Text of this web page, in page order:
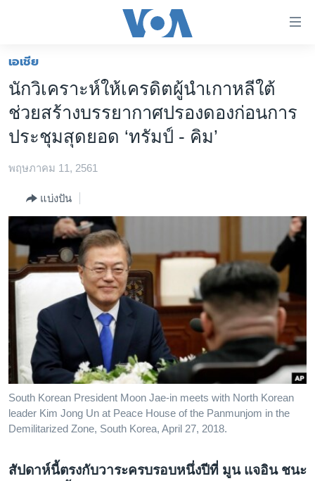
ต่อ
ข้าม
ไป
เนื้อหา
หลัก
ไป
ข้าม
ไป
การ
ค้นหา
โลก
เอเชีย
สหรัฐฯ
ไทย
ธุรกิจ
วิทยาศาสตร์
สังคมและสุขภาพ
ไลฟ์สไตล์
ตรวจสอบข่าว
เรียนรู้ภาษาอังกฤษ
พอดคาสต์
ติดตามเรา
เลือกภาษา
เอเชีย
นักวิเคราะห์ให้เครดิตผู้นำเกาหลีใต้
ช่วยสร้างบรรยากาศปรองดองก่อนการ
ประชุมสุดยอด ‘ทรัมป์ - คิม’
พฤษภาคม 11, 2561
แบ่งปัน
South Korean President Moon Jae-in meets with North Korean
leader Kim Jong Un at Peace House of the Panmunjom in the
Demilitarized Zone, South Korea, April 27, 2018.
สัปดาห์นี้ตรงกับวาระครบรอบหนึ่งปีที่ มูน แจอิน ชนะ